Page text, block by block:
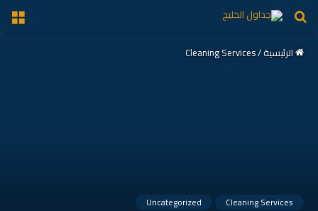
بحث
الرئيسية/
Cleaning Services
Cleaning Services
Uncategorized